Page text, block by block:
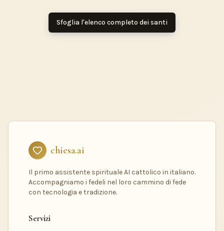
Sfoglia l'elenco completo dei santi
chiesa.ai
Il primo assistente spirituale AI cattolico in italiano.
Accompagniamo i fedeli nel loro cammino di fede
con tecnologia e tradizione.
Servizi